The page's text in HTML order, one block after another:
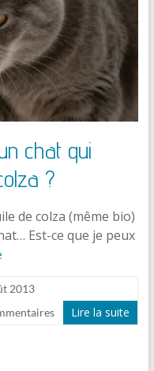
chat qui
?
de colza (même bio)
Est-ce que je peux
2013
Lire la suite